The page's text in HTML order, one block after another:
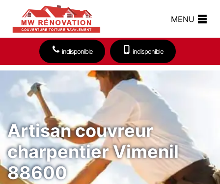
MENU
indisponible indisponible
Artisan couvreur
charpentier Vimenil
88600